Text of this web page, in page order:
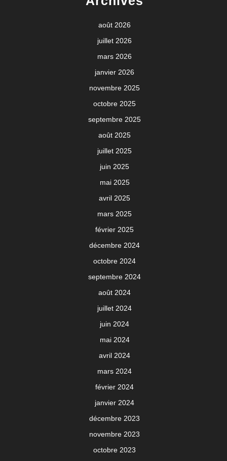
août 2026
juillet 2026
mars 2026
janvier 2026
novembre 2025
octobre 2025
septembre 2025
août 2025
juillet 2025
juin 2025
mai 2025
avril 2025
mars 2025
février 2025
décembre 2024
octobre 2024
septembre 2024
août 2024
juillet 2024
juin 2024
mai 2024
avril 2024
mars 2024
février 2024
janvier 2024
décembre 2023
novembre 2023
octobre 2023